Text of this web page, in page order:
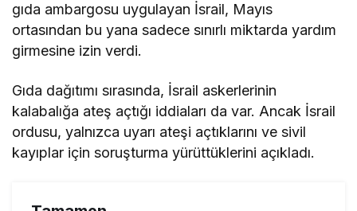
gıda ambargosu uygulayan İsrail, Mayıs
ortasından bu yana sadece sınırlı miktarda yardım
girmesine izin verdi.
Gıda dağıtımı sırasında, İsrail askerlerinin
kalabalığa ateş açtığı iddiaları da var. Ancak İsrail
ordusu, yalnızca uyarı ateşi açtıklarını ve sivil
kayıplar için soruşturma yürüttüklerini açıkladı.